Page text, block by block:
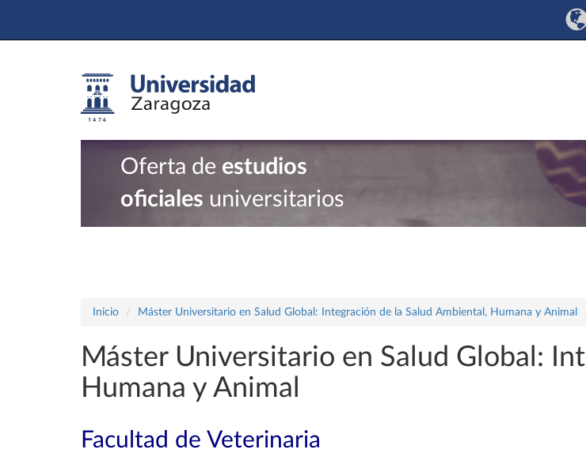
Oferta de estudios
oficiales universitarios
Inicio Máster Universitario en Salud Global: Integración de la Salud Ambiental, Humana y Animal
Máster Universitario en Salud Global:
Humana y Animal
Facultad de Veterinaria